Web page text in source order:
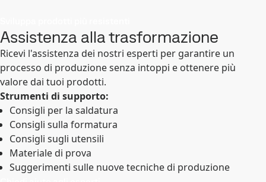
Assistenza alla trasformazione
Ricevi l'assistenza dei nostri esperti per garantire un
processo di produzione senza intoppi e ottenere più
valore dai tuoi prodotti.
Strumenti di supporto:
Consigli per la saldatura
Consigli sulla formatura
Consigli sugli utensili
Materiale di prova
Suggerimenti sulle nuove tecniche di produzione